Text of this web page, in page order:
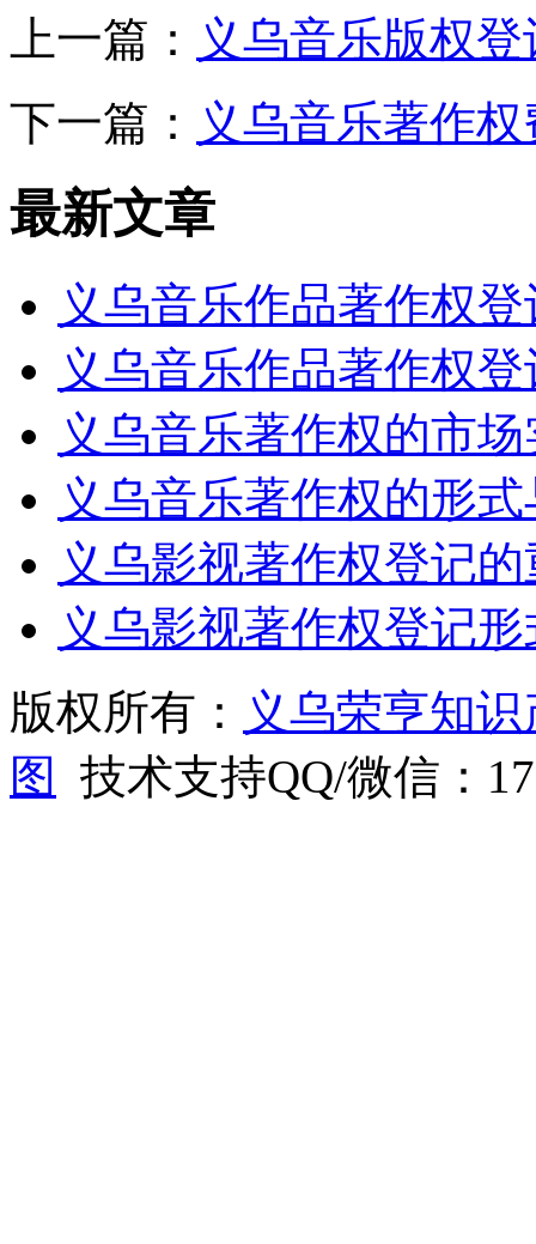
上一篇： 义乌音乐版权
下一篇： 义乌音乐著作
最新文章
义乌音乐作品著作权
义乌音乐作品著作权
义乌音乐著作权的市
义乌音乐著作权的形
义乌影视著作权登记
义乌影视著作权登记
版权所有： 义乌荣亨知
图
技术支持QQ/微信：